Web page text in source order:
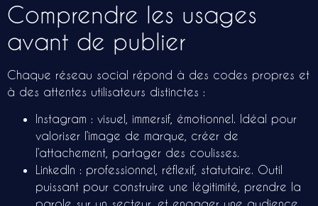
Comprendre les usages
avant de publier
Chaque réseau social répond à des codes propres et
à des attentes utilisateurs distinctes :
Instagram : visuel, immersif, émotionnel. Idéal pour
valoriser l’image de marque, créer de
l’attachement, partager des coulisses.
LinkedIn : professionnel, réflexif, statutaire. Outil
puissant pour construire une légitimité, prendre la